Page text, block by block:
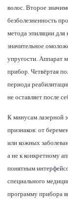
волос. Второе
безболезненность
метода эпиляции
значительное
упругости. Аппарат
прибор. Четвёртая
периода
не оставляет после
К минусам лазерной
признаков: от
или кожных
а не к конкретному
понятным
специального
программу прибора